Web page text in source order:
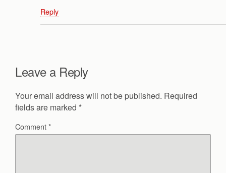
Reply
Leave a Reply
Your email address will not be published. Required
fields are marked *
Comment*